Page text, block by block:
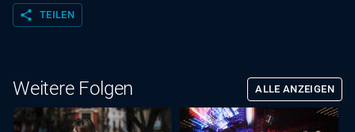
share TEILEN
Weitere Folgen ALLE ANZEIGEN